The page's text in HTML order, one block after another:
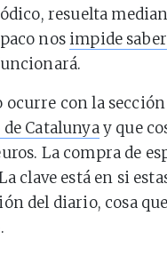
resuelta
nosimpide saber
ocurre con la
Catalunyay que
La compra de
clave está en si
del diario, cosa